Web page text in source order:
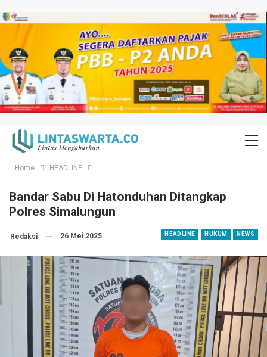
Home HEADLINE
Bandar Sabu Di Hatonduhan Ditangkap
Polres Simalungun
HEADLINE HUKUM NEWS
Redaksi 26 Mei 2025